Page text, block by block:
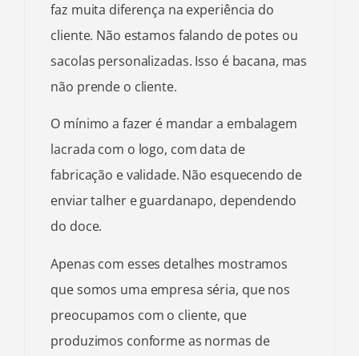
faz muita diferença na experiência do
cliente. Não estamos falando de potes ou
sacolas personalizadas. Isso é bacana, mas
não prende o cliente.
O mínimo a fazer é mandar a embalagem
lacrada com o logo, com data de
fabricação e validade. Não esquecendo de
enviar talher e guardanapo, dependendo
do doce.
Apenas com esses detalhes mostramos
que somos uma empresa séria, que nos
preocupamos com o cliente, que
produzimos conforme as normas de